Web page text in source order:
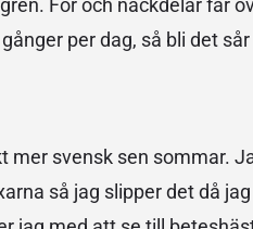
För och nackdelar får
per dag, så bli det
mer svensk sen sommar.
så jag slipper det då